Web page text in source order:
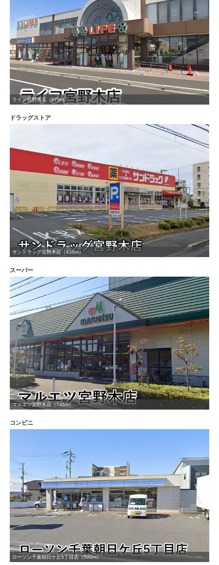
ライフ宮野木店（579m）
ドラッグストア
サンドラッグ宮野木店（438m）
スーパー
マルエツ宮野木店（746m）
コンビニ
ローソン千葉朝日ケ丘5丁目店（500m）